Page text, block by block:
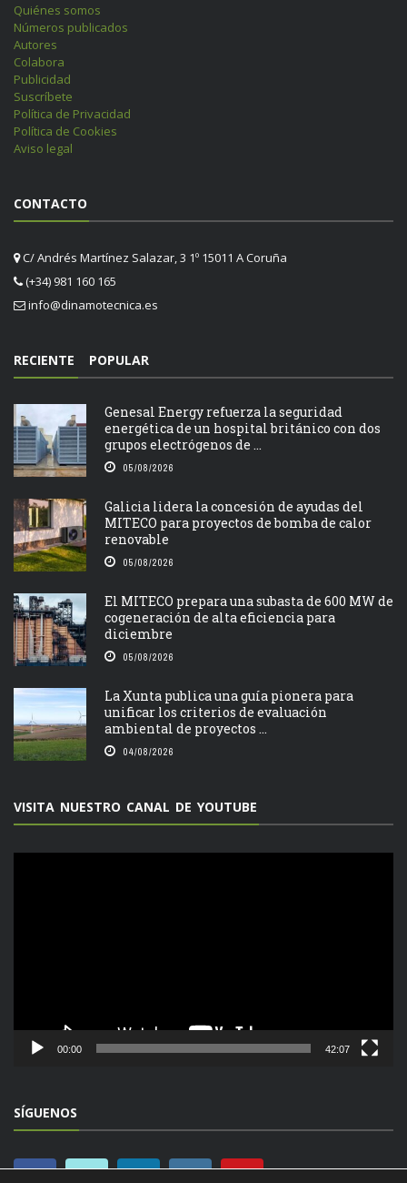
Quiénes somos
Números publicados
Autores
Colabora
Publicidad
Suscríbete
Política de Privacidad
Política de Cookies
Aviso legal
CONTACTO
C/ Andrés Martínez Salazar, 3 1º 15011 A Coruña
(+34) 981 160 165
info@dinamotecnica.es
RECIENTE POPULAR
Genesal Energy refuerza la seguridad
energética de un hospital británico con dos
grupos electrógenos de ...
05/08/2026
Galicia lidera la concesión de ayudas del
MITECO para proyectos de bomba de calor
renovable
05/08/2026
El MITECO prepara una subasta de 600 MW de
cogeneración de alta eficiencia para
diciembre
05/08/2026
La Xunta publica una guía pionera para
unificar los criterios de evaluación
ambiental de proyectos ...
04/08/2026
VISITA NUESTRO CANAL DE YOUTUBE
00:00 42:07
SÍGUENOS